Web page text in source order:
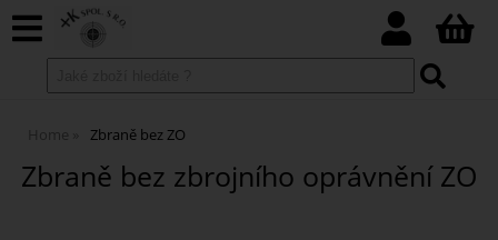
Home Zbraně bez ZO
Zbraně bez zbrojního oprávnění ZO